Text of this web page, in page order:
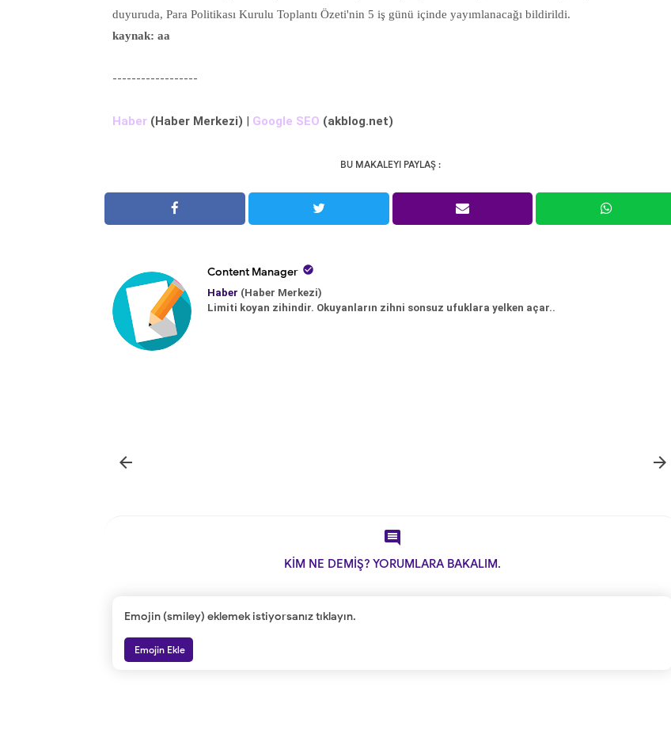
duyuruda, Para Politikası Kurulu Toplantı Özeti'nin 5 iş günü içinde yayımlanacağı bildirildi.
kaynak: aa
------------------
Haber (Haber Merkezi) | Google SEO (akblog.net)
BU MAKALEYI PAYLAŞ :
Content Manager 
Haber (Haber Merkezi)
Limiti koyan zihindir. Okuyanların zihni sonsuz ufuklara yelken açar..
 

KİM NE DEMİŞ? YORUMLARA BAKALIM.
Emojin (smiley) eklemek istiyorsanız tıklayın.
Emojin Ekle